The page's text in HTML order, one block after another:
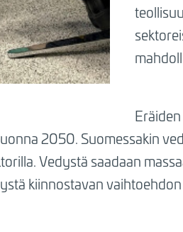
2050. Suomessakin
Vedystä saadaan
kiinnostavan